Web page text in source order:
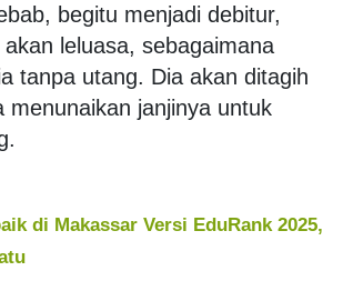
begitu menjadi debitur,
leluasa, sebagaimana
tanpa utang. Dia akan ditagih
menunaikan janjinya untuk
di Makassar Versi EduRank 2025,